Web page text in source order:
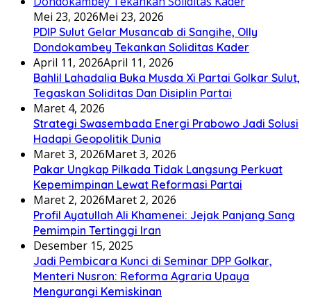
Mei 23, 2026Mei 23, 2026
PDIP Sulut Gelar Musancab di Sangihe, Olly
Dondokambey Tekankan Soliditas Kader
April 11, 2026April 11, 2026
Bahlil Lahadalia Buka Musda Xi Partai Golkar Sulut,
Tegaskan Soliditas Dan Disiplin Partai
Maret 4, 2026
Strategi Swasembada Energi Prabowo Jadi Solusi
Hadapi Geopolitik Dunia
Maret 3, 2026Maret 3, 2026
Pakar Ungkap Pilkada Tidak Langsung Perkuat
Kepemimpinan Lewat Reformasi Partai
Maret 2, 2026Maret 2, 2026
Profil Ayatullah Ali Khamenei: Jejak Panjang Sang
Pemimpin Tertinggi Iran
Desember 15, 2025
Jadi Pembicara Kunci di Seminar DPP Golkar,
Menteri Nusron: Reforma Agraria Upaya
Mengurangi Kemiskinan